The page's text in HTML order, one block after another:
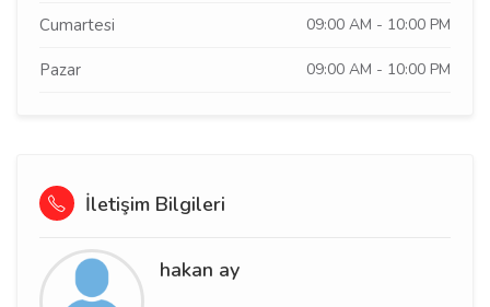
Cumartesi 09:00 AM - 10:00 PM
Pazar 09:00 AM - 10:00 PM
İletişim Bilgileri
hakan ay